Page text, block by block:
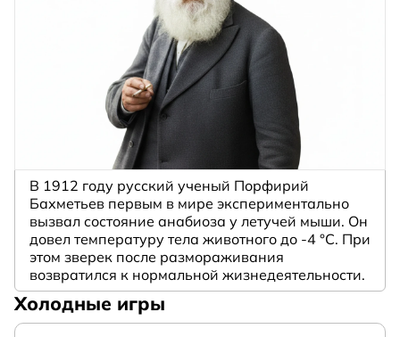
В 1912 году русский ученый Порфирий
Бахметьев первым в мире экспериментально
вызвал состояние анабиоза у летучей мыши. Он
довел температуру тела животного до -4 °C. При
этом зверек после размораживания
возвратился к нормальной жизнедеятельности.
Холодные игры